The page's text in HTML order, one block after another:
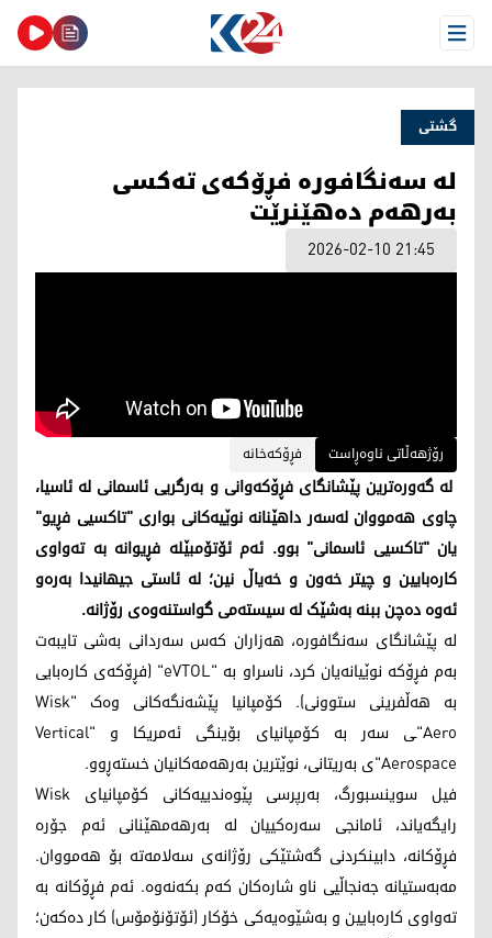
Open Menu
گشتی
لە سەنگافورە فڕۆكەی تەكسی
بەرهەم دەهێنرێت
2026-02-10 21:45
رۆژهەڵاتی ناوەڕاست فڕۆکەخانە
لە گەورەترین پێشانگای فڕۆکەوانی و بەرگریی ئاسمانی لە ئاسیا،
چاوی هەمووان لەسەر داهێنانە نوێیەکانی بواری "تاکسیی فڕیو"
یان "تاکسیی ئاسمانی" بوو. ئەم ئۆتۆمبێلە فڕیوانە بە تەواوی
کارەبایین و چیتر خەون و خەیاڵ نین؛ لە ئاستی جیهانیدا بەرەو
ئەوە دەچن ببنە بەشێک لە سیستەمی گواستنەوەی رۆژانە.
لە پێشانگای سەنگافورە، هەزاران کەس سەردانی بەشی تایبەت
بەم فڕۆکە نوێیانەیان کرد، ناسراو بە "eVTOL" (فڕۆکەی کارەبایی
بە هەڵفرینی ستوونی). کۆمپانیا پێشەنگەکانی وەک "Wisk
Aero"ـی سەر بە کۆمپانیای بۆینگی ئەمریکا و "Vertical
Aerospace"ی بەریتانی، نوێترین بەرهەمەکانیان خستەڕوو.
فیل سوینسبورگ، بەرپرسی پێوەندییەکانی کۆمپانیای Wisk
رایگەیاند، ئامانجی سەرەکییان لە بەرهەمهێنانی ئەم جۆرە
فڕۆکانە، دابینکردنی گەشتێکی رۆژانەی سەلامەتە بۆ هەمووان.
مەبەستیانە جەنجاڵیی ناو شارەکان کەم بکەنەوە. ئەم فڕۆکانە بە
تەواوی کارەبایین و بەشێوەیەکی خۆکار (ئۆتۆنۆمۆس) کار دەکەن؛